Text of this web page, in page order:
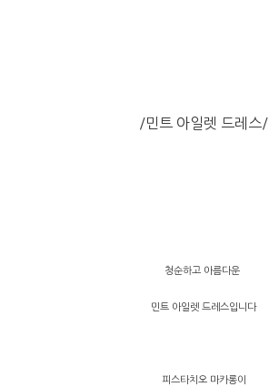
/민트 아일렛 드레스/
청순하고 아름다운
민트 아일렛 드레스입니다
피스타치오 마카롱이